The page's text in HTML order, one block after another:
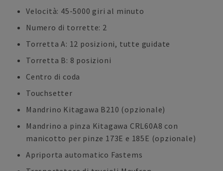
Velocità: 45-5000 giri al minuto
Numero di torrette: 2
Torretta A: 12 posizioni, tutte guidate
Torretta B: 8 posizioni
Centro di coda
Touchsetter
Mandrino Kitagawa B210 (opzionale)
Mandrino a pinza Kitagawa CRL60A8 con
manicotto per pinze 173E e 185E (opzionale)
Apriporta automatico Fastems